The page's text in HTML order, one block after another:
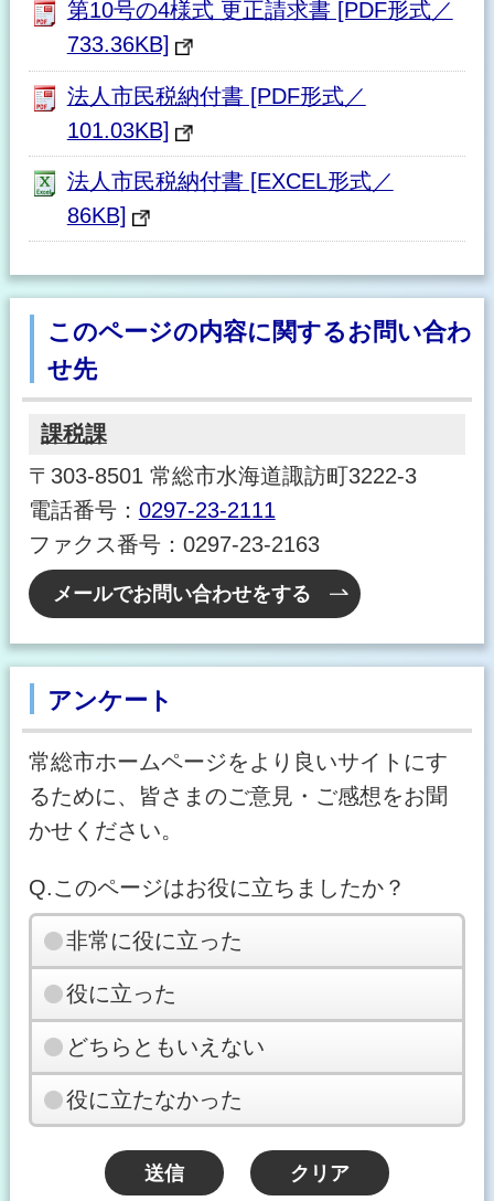
第10号の4様式 更正請求書 [PDF形式／
733.36KB]
法人市民税納付書 [PDF形式／
101.03KB]
法人市民税納付書 [EXCEL形式／
86KB]
このページの内容に関するお問い合わ
せ先
課税課
〒303-8501 常総市水海道諏訪町3222-3
電話番号： 0297-23-2111
ファクス番号：0297-23-2163
メールでお問い合わせをする
アンケート
常総市ホームページをより良いサイトにす
るために、皆さまのご意見・ご感想をお聞
かせください。
Q.このページはお役に立ちましたか？
非常に役に立った
役に立った
どちらともいえない
役に立たなかった